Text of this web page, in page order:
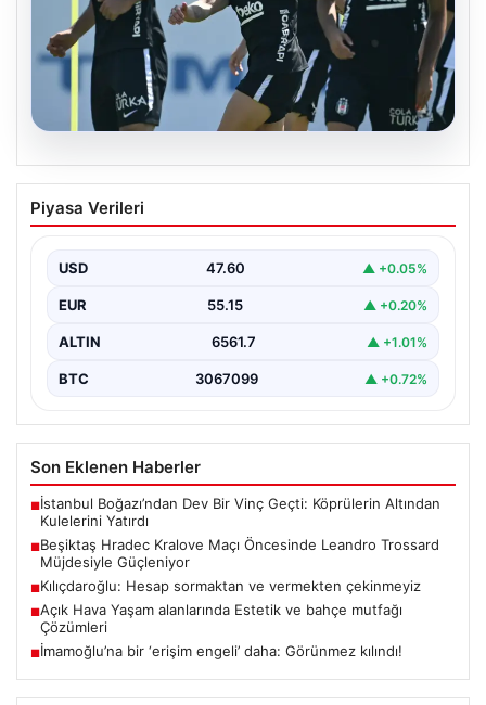
05.08.2026
Beşiktaş Hradec Kralove Maçı
Öncesinde Leandro Trossard
Türk futbolunun köklü kulüplerinden Beşiktaş, UEFA
Piyasa Verileri
USD 47.60 ▲ +0.05%
EUR 55.15 ▲ +0.20%
ALTIN 6561.7 ▲ +1.01%
BTC 3067099 ▲ +0.72%
Son Eklenen Haberler
■İstanbul Boğazı’ndan Dev Bir Vinç Geçti: Köprülerin Altından
Kulelerini Yatırdı
■Beşiktaş Hradec Kralove Maçı Öncesinde Leandro Trossard
Müjdesiyle Güçleniyor
■Kılıçdaroğlu: Hesap sormaktan ve vermekten çekinmeyiz
■Açık Hava Yaşam alanlarında Estetik ve bahçe mutfağı
Çözümleri
■İmamoğlu’na bir ‘erişim engeli’ daha: Görünmez kılındı!